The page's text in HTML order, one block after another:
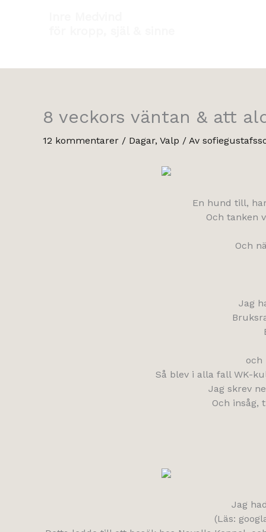
8 veckors väntan & att
12 kommentarer / Dagar, Valp / Av
En hund till,
Och tanken
Och
Jag
och
Så blev i alla fall WK-
Jag skrev
Och insåg,
Jag
(Läs: